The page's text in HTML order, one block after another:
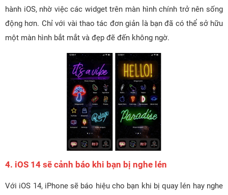
hành iOS, nhờ việc các widget trên màn hình chính trở nên sống
động hơn. Chỉ với vài thao tác đơn giản là bạn đã có thể sở hữu
một màn hình bắt mắt và đẹp đẽ đến không ngờ.
4. iOS 14 sẽ cảnh báo khi bạn bị nghe lén
Với iOS 14, iPhone sẽ báo hiệu cho bạn khi bị quay lén hay nghe